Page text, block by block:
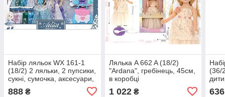
Набір ляльок WX 161-1
(18/2) 2 ляльки, 2 пупсики,
сукні, сумочка, аксесуари,
888 ₴
Лялька A 662 A (18/2)
"Ardana", гребінець, 45см,
в коробці
1 022₴
(36/
636